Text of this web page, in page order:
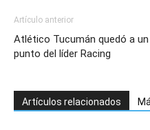
Artículo anterior
Atlético Tucumán quedó a un
punto del líder Racing
Artículos relacionados